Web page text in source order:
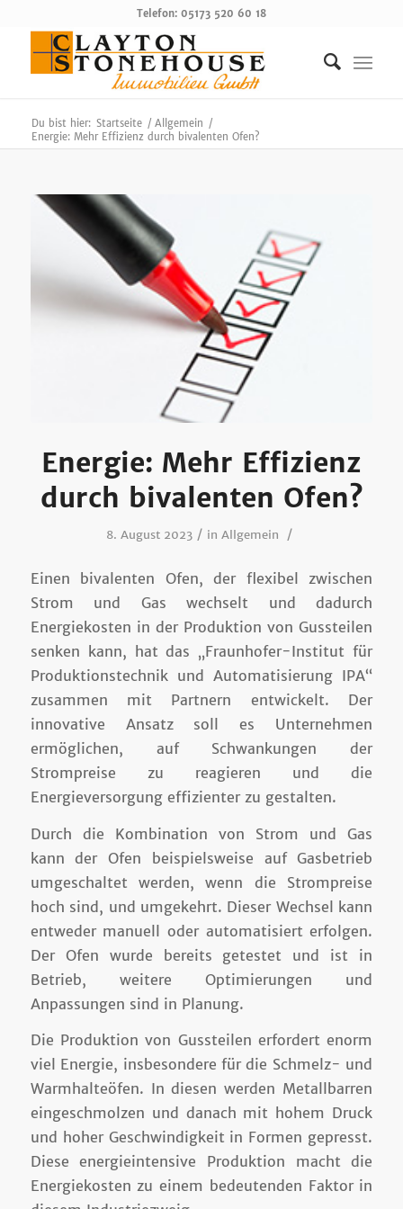
Telefon: 05173 520 60 18
Du bist hier: Startseite / Allgemein /
Energie: Mehr Effizienz durch bivalenten Ofen?
Energie: Mehr Effizienz
durch bivalenten Ofen?
8. August 2023 / in Allgemein /
Einen bivalenten Ofen, der flexibel zwischen
Strom und Gas wechselt und dadurch
Energiekosten in der Produktion von Gussteilen
senken kann, hat das „Fraunhofer-Institut für
Produktionstechnik und Automatisierung IPA“
zusammen mit Partnern entwickelt. Der
innovative Ansatz soll es Unternehmen
ermöglichen, auf Schwankungen der
Strompreise zu reagieren und die
Energieversorgung effizienter zu gestalten.
Durch die Kombination von Strom und Gas
kann der Ofen beispielsweise auf Gasbetrieb
umgeschaltet werden, wenn die Strompreise
hoch sind, und umgekehrt. Dieser Wechsel kann
entweder manuell oder automatisiert erfolgen.
Der Ofen wurde bereits getestet und ist in
Betrieb, weitere Optimierungen und
Anpassungen sind in Planung.
Die Produktion von Gussteilen erfordert enorm
viel Energie, insbesondere für die Schmelz- und
Warmhalteöfen. In diesen werden Metallbarren
eingeschmolzen und danach mit hohem Druck
und hoher Geschwindigkeit in Formen gepresst.
Diese energieintensive Produktion macht die
Energiekosten zu einem bedeutenden Faktor in